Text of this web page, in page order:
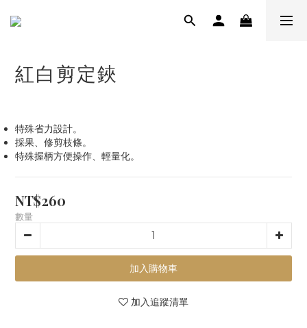
紅白剪定鋏
特殊省力設計。
採果、修剪枝條。
特殊握柄方便操作、輕量化。
NT$260
數量
加入購物車
加入追蹤清單